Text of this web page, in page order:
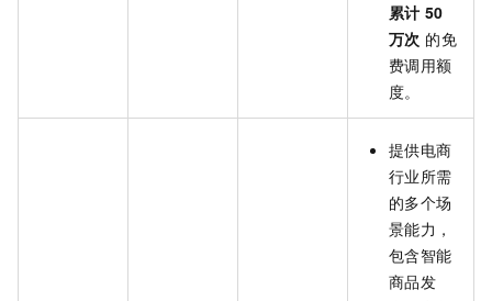
累计 50
万次 的免
费调用额
度。
提供电商
行业所需
的多个场
景能力，
包含智能
商品发